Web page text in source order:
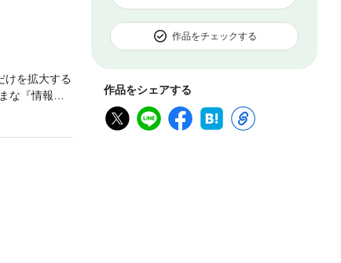
作品をチェックする
作品をシェアする
けを拡大する
な『情報』
」「教科書
面白い内容
学ノー